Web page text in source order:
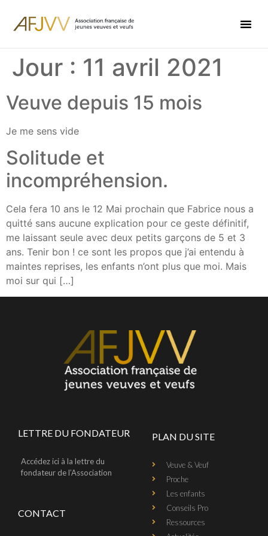
Jour : 11 avril 2021
Veuve depuis 15 mois
Je me sens vide
Solitude et
incompréhension.
Cela fera 10 ans le 12 Mai prochain que Fabrice nous a
quitté sans aucune explication pour ce geste définitif,
me laissant seule avec deux petits garçons de 5 et 3
ans. Tenir bon ! ce sont les propos que j’ai entendu à
maintes reprises, les enfants n’ont plus que moi. Mais
moi sur qui […]
LETTRE DU FONDATEUR
Accédez ici à la lettre du
fondateur de l’Association
CONTACT
PLAN DU SITE
Veuve & Veuf
Proche
Les enfants
Conseils Pro
Ressources